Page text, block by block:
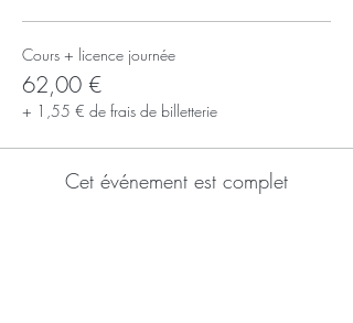
Cours + licence journée
62,00 €
+ 1,55 € de frais de billetterie
Cet événement est complet